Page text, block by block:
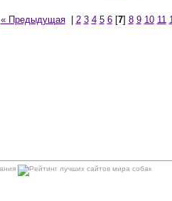
« Предыдущая| 2 3 4 5 6[7] 8 9 10 11